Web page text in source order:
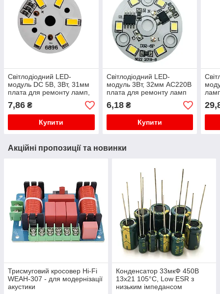
Світлодіодний LED-
модуль DC 5В, 3Вт, 31мм
плата для ремонту ламп,
теплий білий
7,86 ₴
Купити
Світлодіодний LED-
модуль 3Вт, 32мм AC220В
плата для ремонту ламп
3Вт, холодний білий
6,18₴
Купити
8
Акційні пропозиції та новинки
Трисмуговий кросовер Hi-Fi
WEAH-307 - для модернізації
акустики
Конденсатор 33мкФ 450В
13x21 105°C, Low ESR з
низьким імпедансом